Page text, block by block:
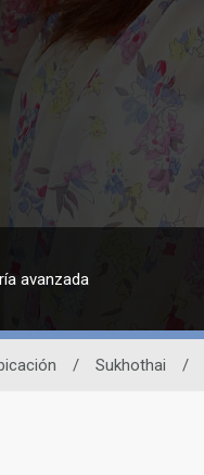
avanzada
/ Sukhothai /